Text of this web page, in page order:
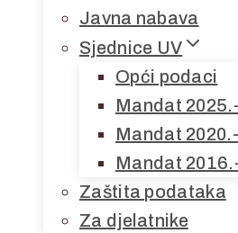
Javna nabava
Sjednice UV
Opći podaci
Mandat
Mandat
Mandat
Zaštita podataka
Za djelatnike